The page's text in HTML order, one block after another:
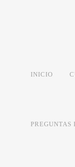
INICIO
PREGUNTAS